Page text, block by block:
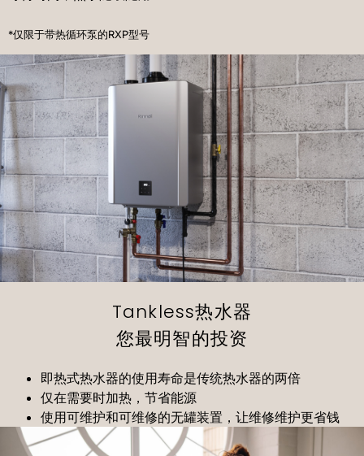
*仅限于带热循环泵的RXP型号
Tankless热水器
您最明智的投资
即热式热水器的使用寿命是传统热水器的两倍
仅在需要时加热，节省能源
使用可维护和可维修的无罐装置，让维修维护更省钱